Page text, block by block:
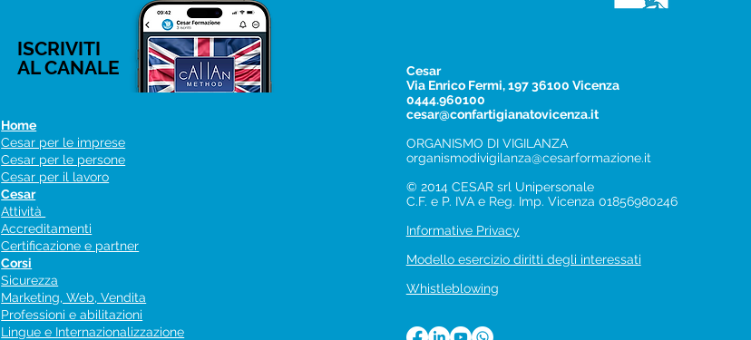
ISCRIVITI
AL CANALE
Home
Cesar per le imprese
Cesar per le persone
Cesar per il lavoro
Cesar
Attività
Accreditamenti
Certificazione e partner
Corsi
Sicurezza
Marketing, Web, Vendita
Professioni e abilitazioni
Lingue e Internazionalizzazione
Cesar
Via Enrico Fermi, 197 36100 Vicenza
0444.960100
cesar@confartigianatovicenza.it
ORGANISMO DI VIGILANZA
organismodivigilanza@cesarformazione.it
© 2014 CESAR srl Unipersonale
C.F. e P. IVA e Reg. Imp. Vicenza 01856980246
Informative Privacy
Modello esercizio diritti degli interessati
Whistleblowing